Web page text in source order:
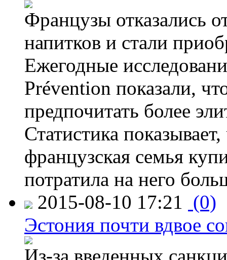
Французы отказались
напитков и стали
Ежегодные
Prévention показали,
предпочитать более
Статистика
французская семья
потратила на него
2015-08-10 17:21 (0)
Эстония почти вдвое
Из-за введенных